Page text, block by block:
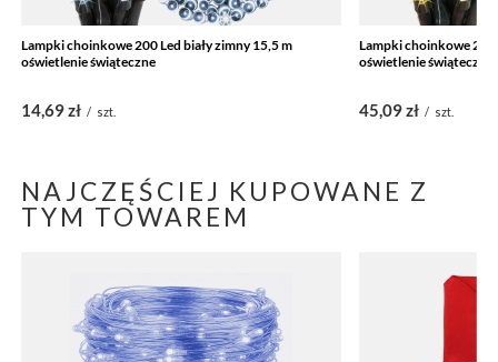
Lampki choinkowe 200 Led biały zimny 15,5 m
oświetlenie świąteczne
14,69 zł / szt.
Lampki choinkowe 200
oświetlenie świąteczne
45,09 zł / szt.
NAJCZĘŚCIEJ KUPOWANE Z
TYM TOWAREM